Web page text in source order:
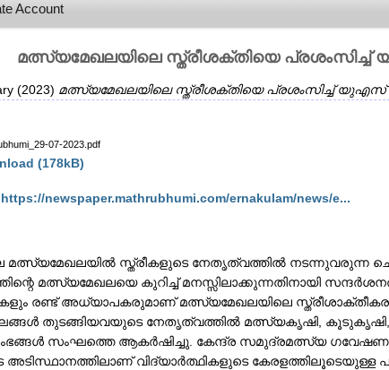
Account
മത്സ്യമേഖലയിലെ സ്ത്രീശക്തിയെ പ്രശംസിച്ച്
(2023) മത്സ്യമേഖലയിലെ സ്ത്രീശക്തിയെ പ്രശംസിച്ച് യുഎസ്
07-2023.pdf
(178kB)
https://newspaper.mathrubhumi.com/ernakulam/news/e...
മത്സ്യമേഖലയിൽ സ്ത്രീകളുടെ നേതൃത്വത്തിൽ നടന്നുവരുന്ന
മത്സ്യമേഖലയെ കുറിച്ച് മനസ്സിലാക്കുന്നതിനായി
രണ്ട് അധ്യാപകരുമാണ് മത്സ്യമേഖലയിലെ
തുടങ്ങിയവയുടെ നേതൃത്വത്തിൽ മത്സ്യകൃഷി, കൂടുകൃഷി,
സംഘത്തെ ആകർഷിച്ചു. കേന്ദ്ര സമുദ്രമത്സ്യ
വിദ്യാർത്ഥികളുടെ കേരളത്തിലൂടെയുള്ള